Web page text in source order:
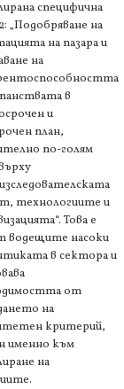
специфична
„Подобряване на
на пазара и
на
в
и
план,
по-голям
технологиите и
Това е
водещите насоки
в сектора и
от
на
критерий,
именно към
на